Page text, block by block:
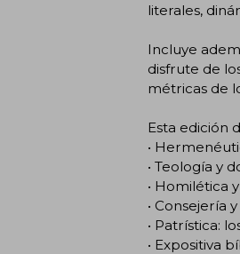
literales,
Incluye
disfrute de
métricas de
Esta edición
•
• Teología y
• Homilética
• Consejería
• Patrística:
• Expositiva